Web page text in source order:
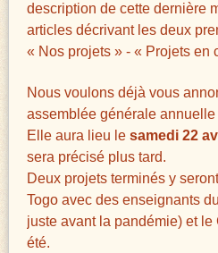
description de cette dernière
articles décrivant les deux
« Nos projets » - « Projets en
Nous voulons déjà vous
assemblée générale annuelle
Elle aura lieu le samedi 22
sera précisé plus tard.
Deux projets terminés y
Togo avec des enseignants
juste avant la pandémie) et
été.